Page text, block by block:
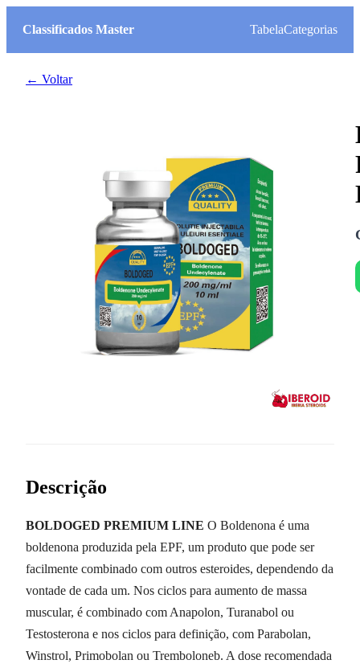
Classificados Master TabelaCategorias
← Voltar
Descrição
BOLDOGED PREMIUM LINE O Boldenona é uma
boldenona produzida pela EPF, um produto que pode ser
facilmente combinado com outros esteroides, dependendo da
vontade de cada um. Nos ciclos para aumento de massa
muscular, é combinado com Anapolon, Turanabol ou
Testosterona e nos ciclos para definição, com Parabolan,
Winstrol, Primobolan ou Tremboloneb. A dose recomendada